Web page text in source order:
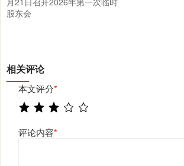
股东会
相关评论
本文评分*
评论内容*